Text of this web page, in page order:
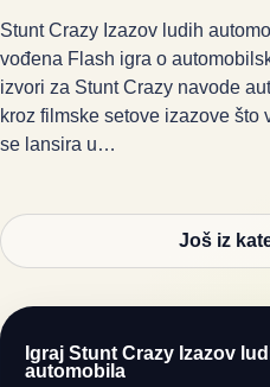
Stunt Crazy Izazov ludih
vođena Flash igra o
izvori za Stunt Crazy navode
kroz filmske setove izazove što
se lansira u…
Još iz
Igraj Stunt Crazy Izazov
automobila